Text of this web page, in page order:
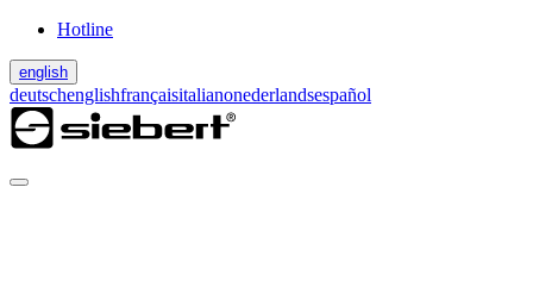
Hotline
english
deutschenglishfrançaisitalianonederlandsespañol